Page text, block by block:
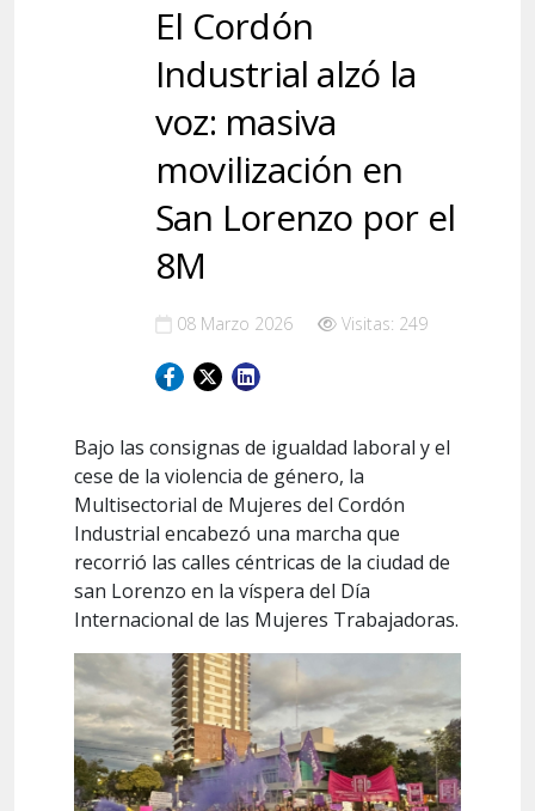
El Cordón
Industrial alzó la
voz: masiva
movilización en
San Lorenzo por el
8M
08 Marzo 2026 Visitas: 249
Bajo las consignas de igualdad laboral y el
cese de la violencia de género, la
Multisectorial de Mujeres del Cordón
Industrial encabezó una marcha que
recorrió las calles céntricas de la ciudad de
san Lorenzo en la víspera del Día
Internacional de las Mujeres Trabajadoras.